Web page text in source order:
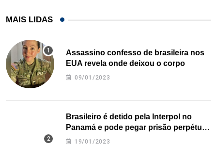
MAIS LIDAS
Assassino confesso de brasileira nos
EUA revela onde deixou o corpo
09/01/2023
Brasileiro é detido pela Interpol no
Panamá e pode pegar prisão perpétua
nos EUA
19/01/2023